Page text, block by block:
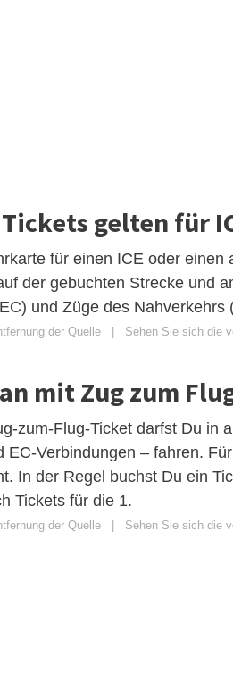
gelten für
für einen ICE oder
der gebuchten Strecke und
und Züge des
der Quelle Sehen Sie sich die
mit Zug zum
zum-Flug-Ticket darfst Du in
EC-Verbindungen – fahren.
In der Regel buchst Du ein
Tickets für die 1.
der Quelle Sehen Sie sich die